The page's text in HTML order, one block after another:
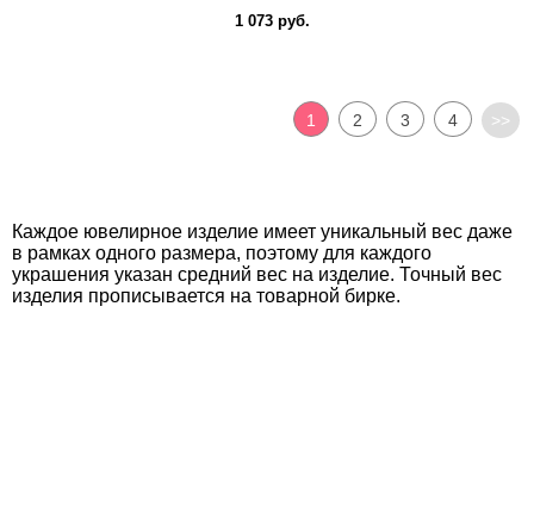
1 073 руб.
1 2 3 4 >>
Каждое ювелирное изделие имеет уникальный вес даже
в рамках одного размера, поэтому для каждого
украшения указан средний вес на изделие. Точный вес
изделия прописывается на товарной бирке.